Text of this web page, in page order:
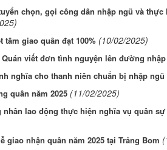
chọn, gọi công dân nhập ngũ và thực
tâm giao quân đạt 100% (10/02/2025)
viết đơn tình nguyện lên đường
nghĩa cho thanh niên chuẩn bị nhập ngũ
quân năm 2025 (11/02/2025)
nhân lao động thực hiện nghĩa vụ quân sự
giao nhận quân năm 2025 tại Trảng Bom